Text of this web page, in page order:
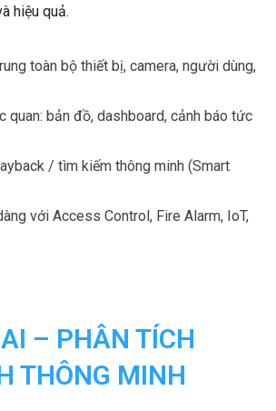
hiệu quả.
toàn bộ thiết bị, camera, người dùng,
quan: bản đồ, dashboard, cảnh báo tức
/ tìm kiếm thông minh (Smart
với Access Control, Fire Alarm, IoT,
– PHÂN TÍCH
THÔNG MINH